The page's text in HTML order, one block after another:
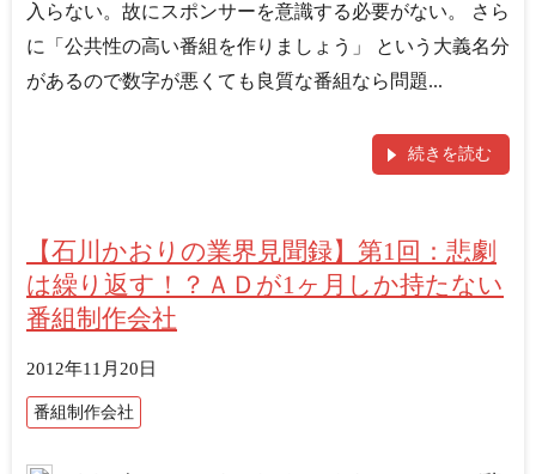
入らない。故にスポンサーを意識する必要がない。 さら
に「公共性の高い番組を作りましょう」 という大義名分
があるので数字が悪くても良質な番組なら問題...
続きを読む
【石川かおりの業界見聞録】第1回：悲劇
は繰り返す！？ＡＤが1ヶ月しか持たない
番組制作会社
2012年11月20日
番組制作会社